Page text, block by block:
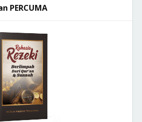
PERCUMA